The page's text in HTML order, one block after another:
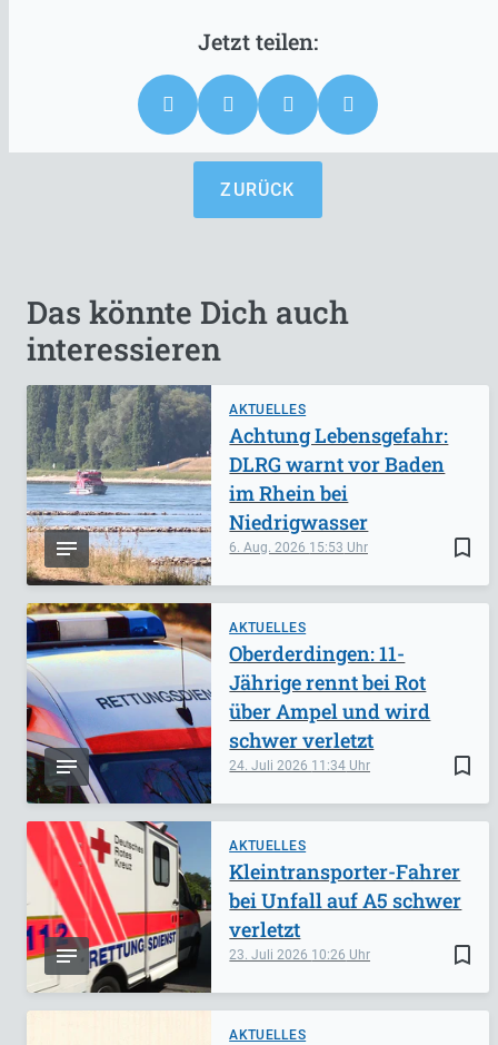
ZURÜCK
Das könnte Dich auch
interessieren
AKTUELLES
bookmark_border
6. Aug. 2026 15:53
Achtung Lebensgefahr:
DLRG warnt vor Baden
im Rhein bei
Niedrigwasser
AKTUELLES
bookmark_border
24. Juli 2026 11:34
Oberderdingen: 11-
Jährige rennt bei Rot
über Ampel und wird
schwer verletzt
AKTUELLES
bookmark_border
23. Juli 2026 10:26
Kleintransporter-Fahrer
bei Unfall auf A5 schwer
verletzt
AKTUELLES